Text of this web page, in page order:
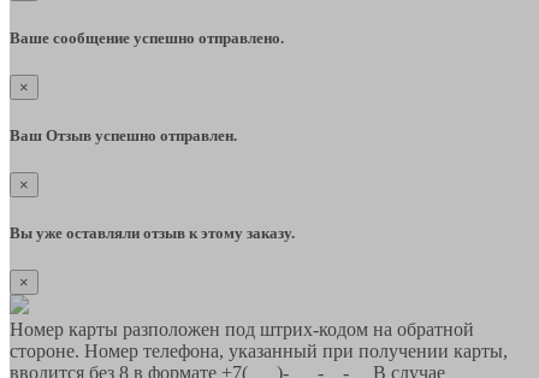
Ваше сообщение успешно отправлено.
×
Ваш Отзыв успешно отправлен.
×
Вы уже оставляли отзыв к этому заказу.
×
Номер карты разположен под штрих-кодом на обратной
стороне. Номер телефона, указанный при получении карты,
вводится без 8 в формате +7(___)-___-__-__ В случае